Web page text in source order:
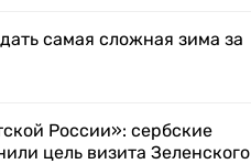
самая сложная зима за
России»: сербские
цель визита Зеленского